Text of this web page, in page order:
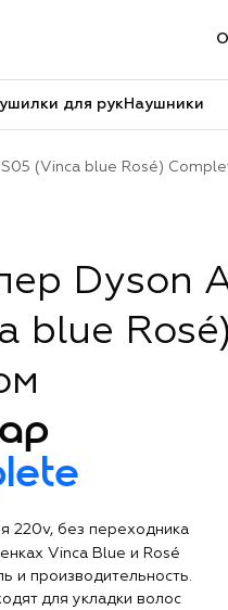
для рукНаушники
(Vinca blue Rosé)
Dyson
blue
220v, без переходника
Vinca Blue и Rosé
и производительность.
для укладки волос